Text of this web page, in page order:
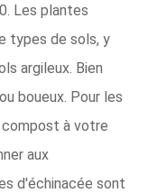
Les plantes
types de sols, y
argileux. Bien
boueux. Pour les
à votre
aux
d'échinacée sont